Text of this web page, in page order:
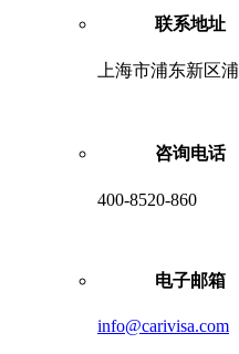
联系地址
上海市浦东新区
咨询电话
400-8520-860
电子邮箱
info@carivisa.com